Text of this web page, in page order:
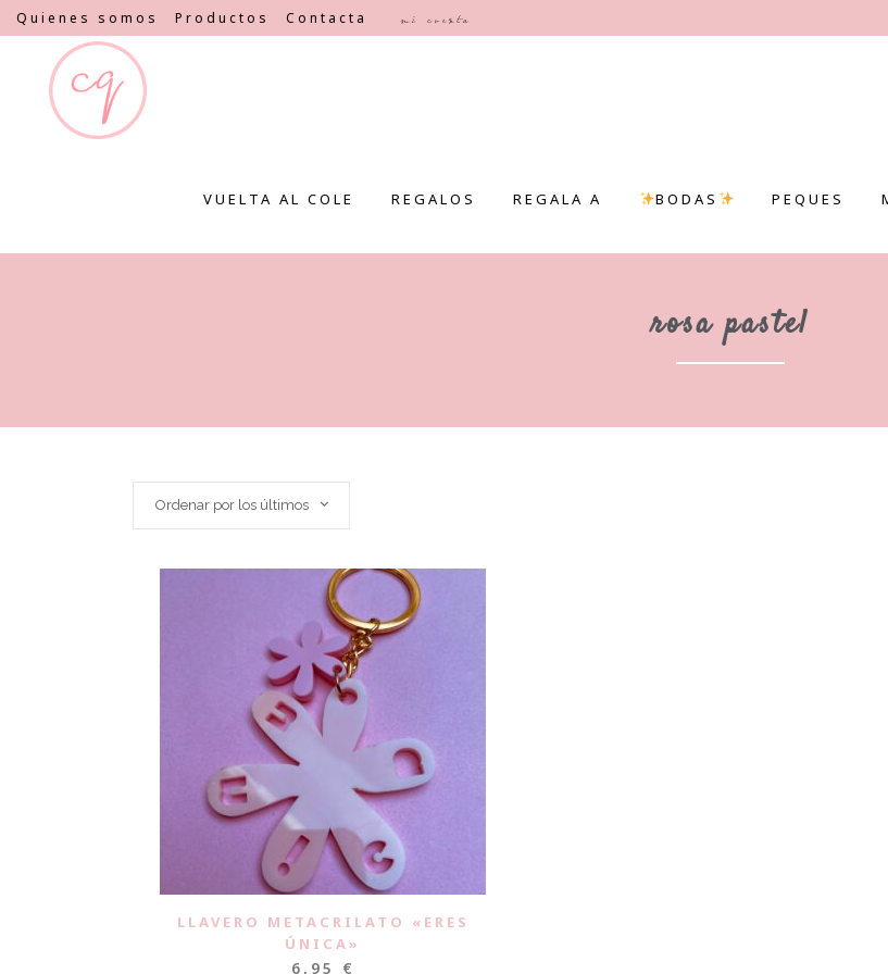
Quienes somos Productos Contacta Mi cuenta
VUELTA AL COLE REGALOS REGALA A BODAS PEQUES
rosa pastel
Ordenar por los últimos
LLAVERO METACRILATO «ERES
ÚNICA»
6,95 €